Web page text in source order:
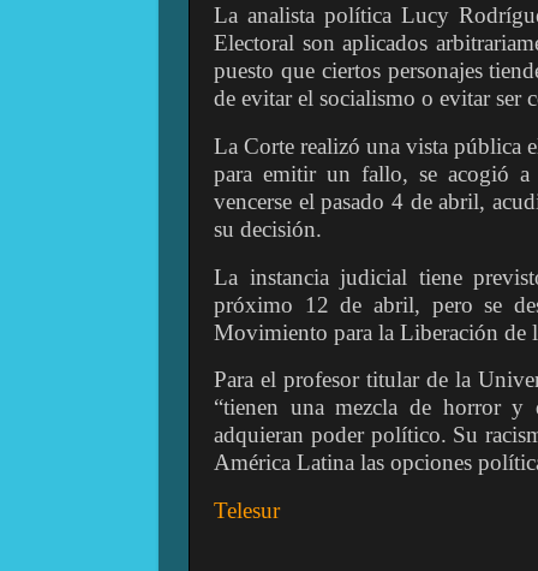
La analista política Lucy
Electoral son aplicados
puesto que ciertos personajes
de evitar el socialismo o evitar ser
La Corte realizó una vista pública
para emitir un fallo, se acogió
vencerse el pasado 4 de abril,
su decisión.
La instancia judicial tiene
próximo 12 de abril, pero se
Movimiento para la Liberación de
Para el profesor titular de la
“tienen una mezcla de horror y
adquieran poder político. Su
América Latina las opciones
Telesur